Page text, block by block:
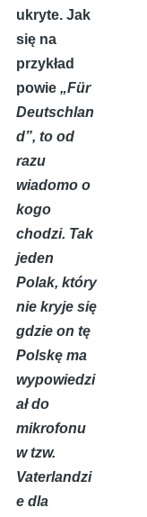
ukryte. Jak
się na
przykład
powie „Für
Deutschlan
d”, to od
razu
wiadomo o
kogo
chodzi. Tak
jeden
Polak, który
nie kryje się
gdzie on tę
Polskę ma
wypowiedzi
ał do
mikrofonu
w tzw.
Vaterlandzi
e dla